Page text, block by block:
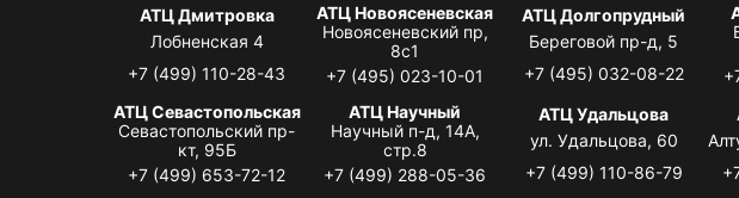
АТЦ Дмитровка
Лобненская 4
+7 (499) 110-28-43
АТЦ Новоясеневская
Новоясеневский пр,
8с1
+7 (495) 023-10-01
АТЦ Долгопрудный
Береговой пр-д, 5
+7 (495) 032-08-22
АТЦ Севастопольская
Севастопольский пр-
кт, 95Б
+7 (499) 653-72-12
АТЦ Научный
Научный п-д, 14А,
стр.8
+7 (499) 288-05-36
АТЦ Удальцова
ул. Удальцова, 60
+7 (499) 110-86-79